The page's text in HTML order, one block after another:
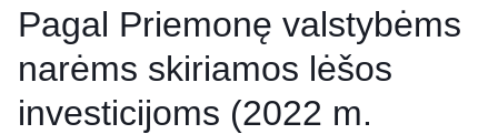
Pagal Priemonę valstybėms
narėms skiriamos lėšos
investicijoms (2022 m.